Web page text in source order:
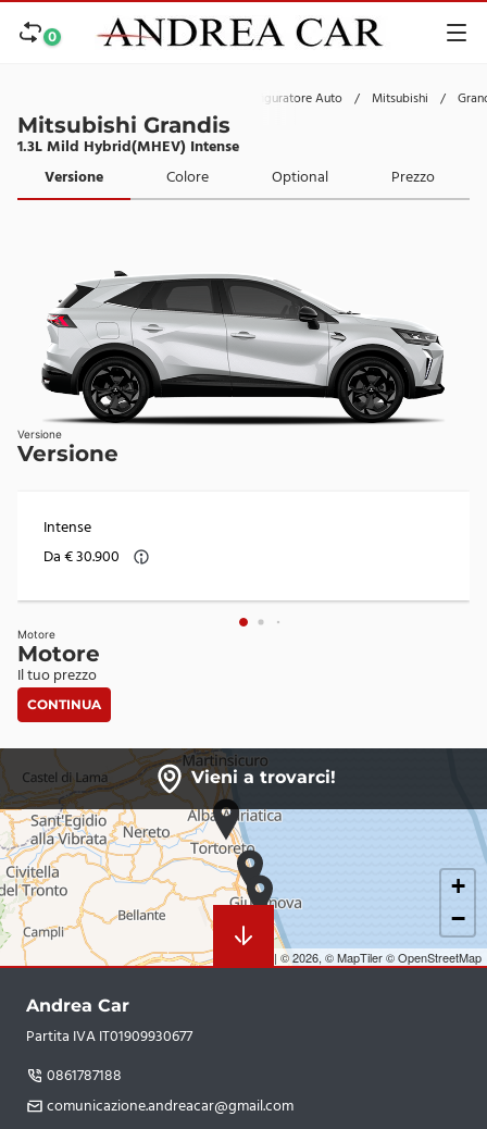
0
Configuratore Auto / Mitsubishi /
Mitsubishi Grandis
1.3L Mild Hybrid(MHEV) Intense
Versione
Colore Optional Prezzo
Versione
Versione
Intense
Da € 30.900
Motore
Motore
Il tuo prezzo
CONTINUA
Vieni a trovarci!
+
−
| © 2026, © MapTiler© OpenStreetMap
Andrea Car
Partita IVA IT01909930677
0861787188
comunicazione.andreacar@gmail.com